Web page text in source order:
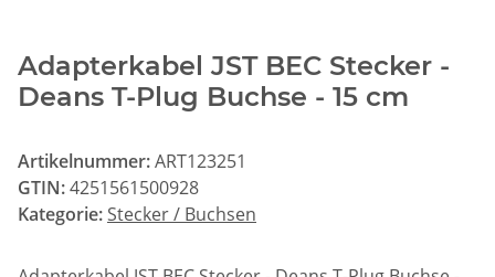
Adapterkabel JST BEC Stecker -
Deans T-Plug Buchse - 15 cm
Artikelnummer:ART123251
GTIN:4251561500928
Kategorie: Stecker / Buchsen